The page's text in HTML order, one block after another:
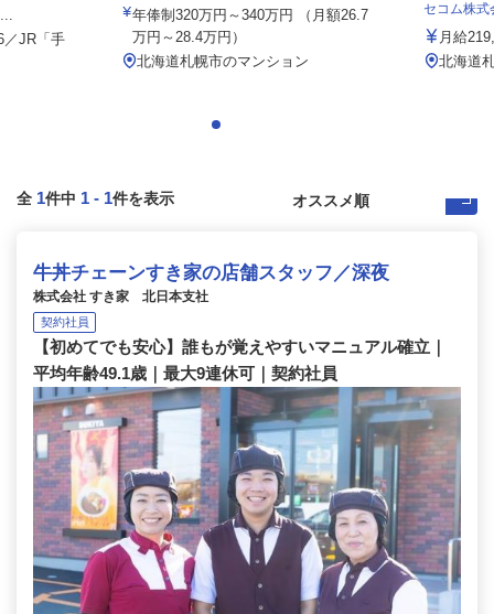
／JR「手
年俸制320万円～340万円 （月額26.7
万円～28.4万円）
北海道札幌市のマンション
セコム株式
月給
北海道
全 1件中 1 - 1件を表示
牛丼チェーンすき家の店舗スタッフ／深夜
株式会社 すき家 北日本支社
契約社員
【初めてでも安心】誰もが覚えやすいマニュアル確立｜
平均年齢49.1歳｜最大9連休可｜契約社員